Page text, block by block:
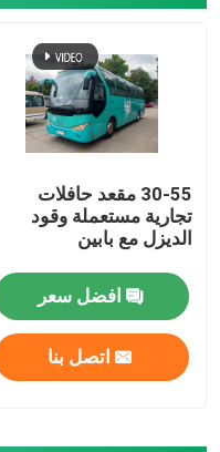
الحافلات المدرسية
تستخدم الحافلة السياحية
تستخدم حافلة الركاب
مستعملة ميني كوتش
30-55 مقعد حافلات
تجارية مستعملة وقود
الديزل مع بابين
افضل سعر
اتصل بنا